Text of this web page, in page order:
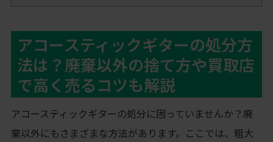
アコースティックギターの処分方
法は？廃棄以外の捨て方や買取店
で高く売るコツも解説
アコースティックギターの処分に困っていませんか？廃
棄以外にもさまざまな方法があります。ここでは、粗大